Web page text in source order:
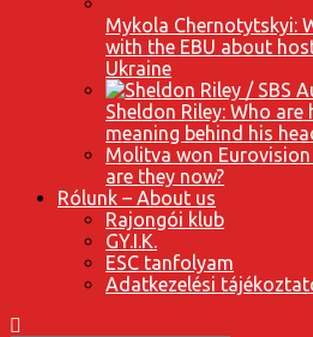
Mykola Chernotytskyi:
with the EBU about
Ukraine
Sheldon Riley: Who
meaning behind his
Molitva won
are they now?
Rólunk – About us
Rajongói klub
GY.I.K.
ESC tanfolyam
Adatkezelési